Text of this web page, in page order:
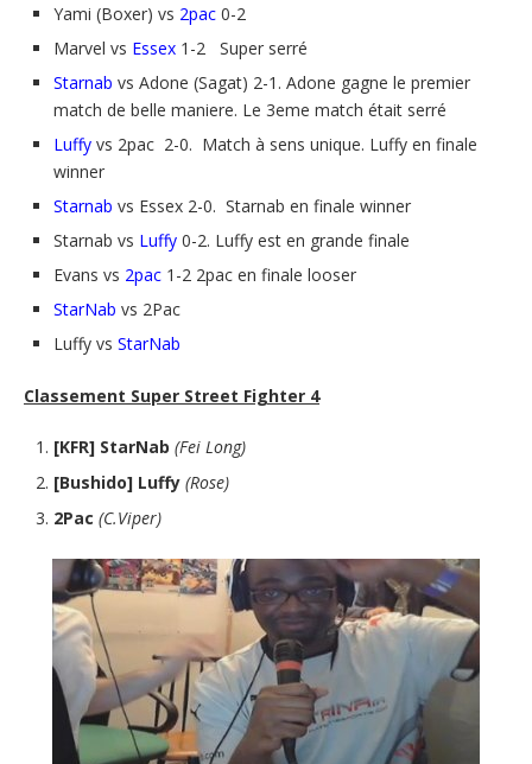
Yami (Boxer) vs 2pac 0-2
Marvel vs Essex 1-2 Super serré
Starnab vs Adone (Sagat) 2-1. Adone gagne le premier
match de belle maniere. Le 3eme match était serré
Luffy vs 2pac 2-0. Match à sens unique. Luffy en finale
winner
Starnab vs Essex 2-0. Starnab en finale winner
Starnab vs Luffy 0-2. Luffy est en grande finale
Evans vs 2pac 1-2 2pac en finale looser
StarNab vs 2Pac
Luffy vs StarNab
Classement Super Street Fighter 4
[KFR] StarNab (Fei Long)
[Bushido] Luffy (Rose)
2Pac (C.Viper)